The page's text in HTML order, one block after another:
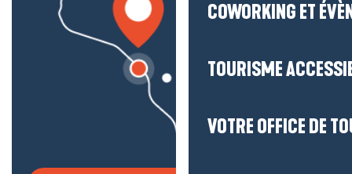
COWORKING ET
TOURISME
VOTRE OFFICE DE